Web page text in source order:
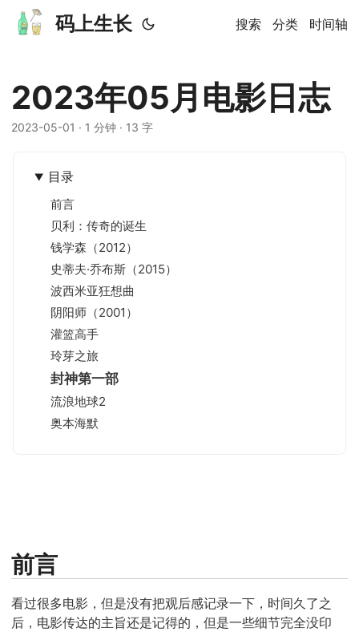
码上生长 搜索 分类 时间轴
2023年05月电影日志
2023-05-01 · 1 分钟 · 13 字
目录
前言
贝利：传奇的诞生
钱学森（2012）
史蒂夫·乔布斯（2015）
波西米亚狂想曲
阴阳师（2001）
灌篮高手
玲芽之旅
封神第一部
流浪地球2
奥本海默
前言
看过很多电影，但是没有把观后感记录一下，时间久了之
后，电影传达的主旨还是记得的，但是一些细节完全没印